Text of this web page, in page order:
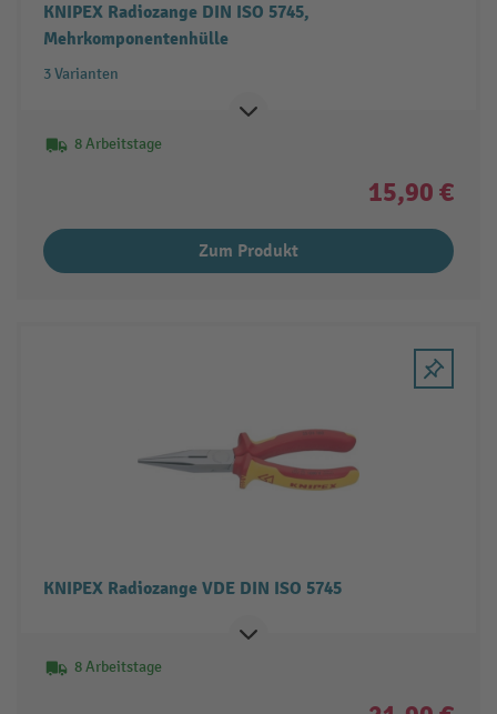
KNIPEX Radiozange DIN ISO 5745,
Mehrkomponentenhülle
3 Varianten
8 Arbeitstage
15,90 €
Zum Produkt
KNIPEX Radiozange VDE DIN ISO 5745
8 Arbeitstage